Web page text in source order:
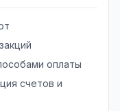
оплаты
счетов и